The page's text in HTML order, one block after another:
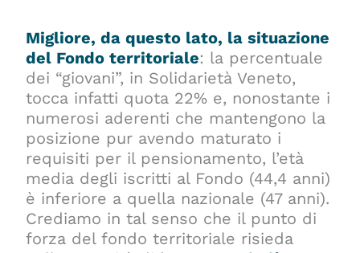
Migliore, da questo lato, la situazione
del Fondo territoriale: la percentuale
dei “giovani”, in Solidarietà Veneto,
tocca infatti quota 22% e, nonostante i
numerosi aderenti che mantengono la
posizione pur avendo maturato i
requisiti per il pensionamento, l’età
media degli iscritti al Fondo (44,4 anni)
è inferiore a quella nazionale (47 anni).
Crediamo in tal senso che il punto di
forza del fondo territoriale risieda